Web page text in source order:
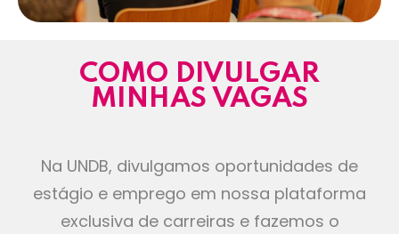
COMO DIVULGAR
MINHAS VAGAS
Na UNDB, divulgamos oportunidades de
estágio e emprego em nossa plataforma
exclusiva de carreiras e fazemos o